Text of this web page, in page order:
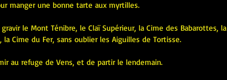
manger une bonne tarte aux myrtilles.
le Mont Ténibre, le Claï Supérieur, la Cime des Babarottes, la
la Cime du Fer, sans oublier les Aiguilles de Tortisse.
au refuge de Vens, et de partir le lendemain.